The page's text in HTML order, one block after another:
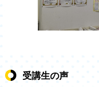
受講生の声